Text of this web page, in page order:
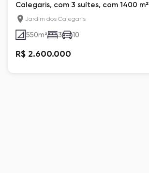
Calegaris, com 3 suítes, com 1400 m²
Jardim dos Calegaris
550m² 3 10
R$ 2.600.000